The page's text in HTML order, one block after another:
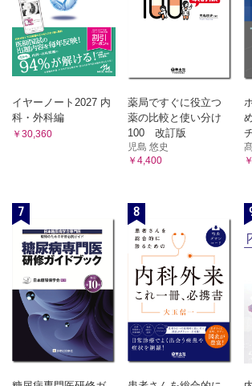
イヤーノート2027 内
科・外科編
￥30,360
薬局ですぐに役立つ
薬の比較と使い分け
100 改訂版
児島 悠史
￥4,400
7 8